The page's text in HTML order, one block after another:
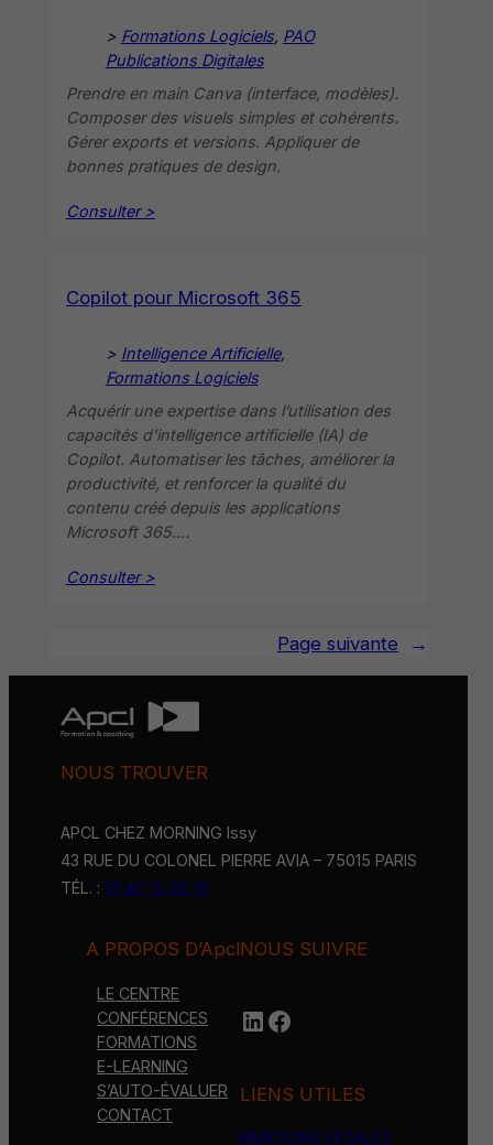
> Formations Logiciels, PAO
Publications Digitales
Prendre en main Canva (interface, modèles).
Composer des visuels simples et cohérents.
Gérer exports et versions. Appliquer de
bonnes pratiques de design.
Consulter >
Copilot pour Microsoft 365
> Intelligence Artificielle
Formations Logiciels
Acquérir une expertise dans l’utilisation des
capacités d’intelligence artificielle (IA) de
Copilot. Automatiser les tâches, améliorer la
productivité, et renforcer la qualité du
contenu créé depuis les applications
Microsoft 365.…
Consulter >
Page suivante →
NOUS TROUVER
APCL CHEZ MORNING Issy
43 RUE DU COLONEL PIERRE AVIA – 75015 PARIS
TÉL. : 01 40 15 06 91
A PROPOS D’Apcl
LE CENTRE
CONFÉRENCES
FORMATIONS
E-LEARNING
S’AUTO-ÉVALUER
CONTACT
NOUS SUIVRE
LinkedIn
https://
LIENS UTILES
MENTIONS LÉGALES